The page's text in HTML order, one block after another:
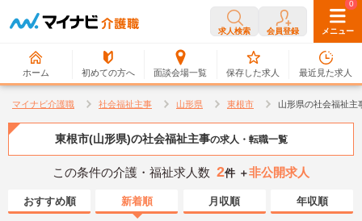
求人検索 会員登録 メニュー
ホーム 初めての方へ 面談会場一覧
0
保存した求人
0
最近見た求人
マイナビ介護職 社会福祉主事 山形県 東根市 山形県の社会福祉主
東根市(山形県)の社会福祉主事の求人・転職一覧
この条件の介護・福祉求人数 2件 ＋非公開求人
おすすめ順 新着順 月収順 年収順